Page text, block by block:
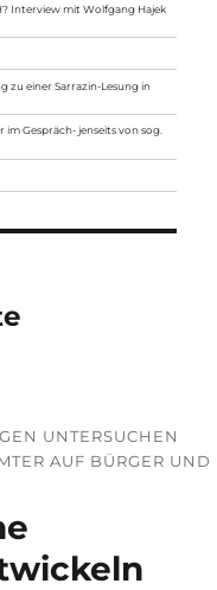
Interview mit Wolfgang Hajek
zu einer Sarrazin-Lesung in
im Gespräch- jenseits von sog.
UNTERSUCHEN
AUF BÜRGER UND